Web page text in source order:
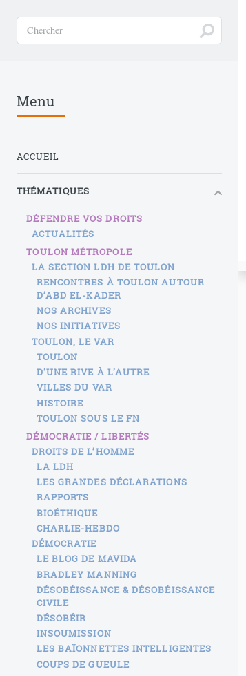
Menu
ACCUEIL
THÉMATIQUES
DÉFENDRE VOS DROITS
ACTUALITÉS
TOULON MÉTROPOLE
LA SECTION LDH DE TOULON
RENCONTRES À TOULON AUTOUR
D’ABD EL-KADER
NOS ARCHIVES
NOS INITIATIVES
TOULON, LE VAR
TOULON
D’UNE RIVE À L’AUTRE
VILLES DU VAR
HISTOIRE
TOULON SOUS LE FN
DÉMOCRATIE / LIBERTÉS
DROITS DE L’HOMME
LA LDH
LES GRANDES DÉCLARATIONS
RAPPORTS
BIOÉTHIQUE
CHARLIE-HEBDO
DÉMOCRATIE
LE BLOG DE MAVIDA
BRADLEY MANNING
DÉSOBÉISSANCE & DÉSOBÉISSANCE
CIVILE
DÉSOBÉIR
INSOUMISSION
LES BAÏONNETTES INTELLIGENTES
COUPS DE GUEULE